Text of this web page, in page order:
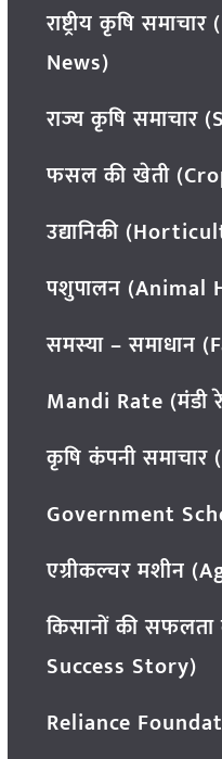
राष्ट्रीय कृषि
News)
राज्य कृषि समाचार
फसल की खेती
उद्यानिकी
पशुपालन (Animal
समस्या – समाधान
Mandi Rate (मंडी
कृषि कंपनी
Government
एग्रीकल्चर मशीन
किसानों की
Success Story)
Reliance